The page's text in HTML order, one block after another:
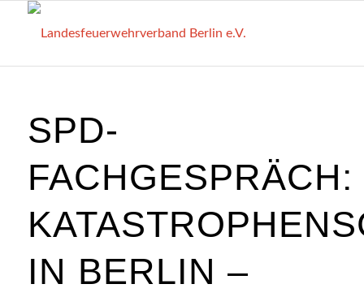
SPD-
FACHGESPRÄCH:
IN BERLIN –